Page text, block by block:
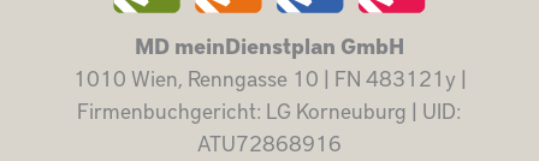
MD meinDienstplan GmbH
1010 Wien, Renngasse 10 | FN 483121y |
Firmenbuchgericht: LG Korneuburg | UID:
ATU72868916